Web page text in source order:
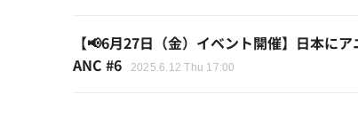
【📢6月27日（金）イベント開催】日本
ANC #6
2025.6.12 Thu 17:00